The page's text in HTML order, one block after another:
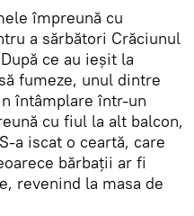
împreună cu
a sărbători Crăciunul
ce au ieşit la
fumeze, unul dintre
întâmplare într-un
cu fiul la alt balcon,
a iscat o ceartă, care
bărbaţii ar fi
revenind la masa de